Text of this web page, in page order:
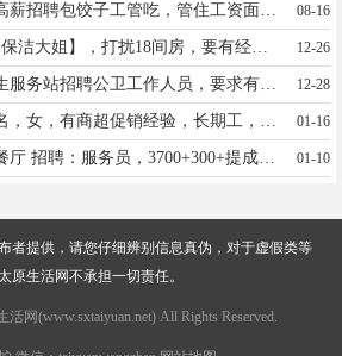
08-16
招1个酒店民宿【保洁大姐】，打扰18间房，要有经验的，干过酒店或者民宿保洁的。 50周岁以内。综薪5000~6000地址:华润昆仑御 联系电话:15235676588王经理 12-26
山西太原社区卫生服务站招聘公卫工作人员，要求有多年相关工作及管理经验，能胜任，新入职保底5000+，有意可联系13099069231（请加微信） 12-28
01-16
太原市杏花岭中餐厅 招聘：服务员，3700+300+提成 以上岗位包食住，月休3天，宿舍环境良好，有发展前途。 ☎如有意者请联系电话：15513898444 01-10
者提供，请您仔细辨别信息真伪，对于虚假类等
原生活网不承担一切责任。
网(www.sxtaiyuan.net) All Rights Reserved.